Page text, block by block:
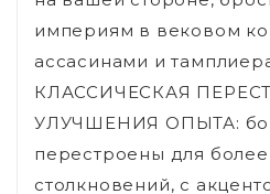
империям в вековом
ассасинами и
КЛАССИЧЕСКАЯ
УЛУЧШЕНИЯ ОПЫТА:
перестроены для
столкновений, с